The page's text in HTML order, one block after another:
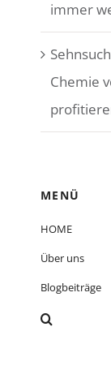
immer
Chemie
MENÜ
HOME
Über uns
Blogbeiträge